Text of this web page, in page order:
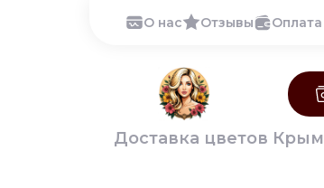
О нас Отзывы Оплата
Доставка цветов Крым